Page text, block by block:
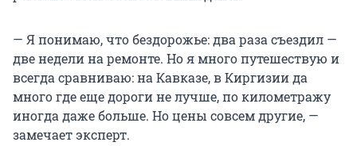
— Я понимаю, что бездорожье: два раза съездил —
две недели на ремонте. Но я много путешествую и
всегда сравниваю: на Кавказе, в Киргизии да
много где еще дороги не лучше, по километражу
иногда даже больше. Но цены совсем другие, —
замечает эксперт.